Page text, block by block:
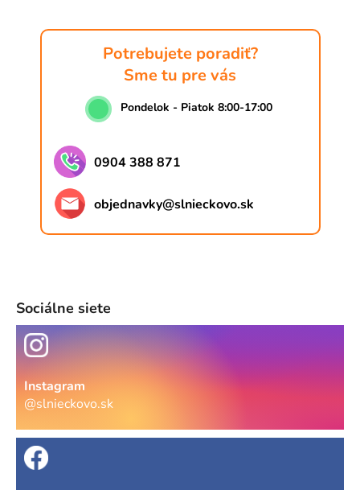
Potrebujete poradiť?
Sme tu pre vás
Pondelok - Piatok 8:00-17:00
0904 388 871
objednavky@slnieckovo.sk
Sociálne siete
Instagram
@slnieckovo.sk